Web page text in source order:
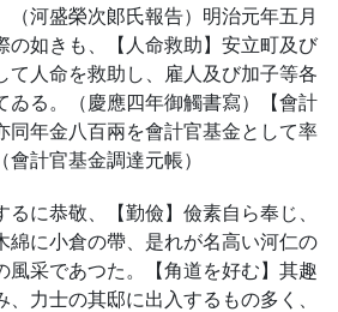
（河盛榮次郞氏報告）明治元年五月
の如きも、【人命救助】安立町及び
て人命を救助し、雇人及び加子等各
ゐる。（慶應四年御觸書寫）【會計
同年金八百兩を會計官基金として率
計官基金調達元帳）
に恭敬、【勤儉】儉素自ら奉じ、
綿に小倉の帶、是れが名高い河仁の
風采であつた。【角道を好む】其趣
力士の其邸に出入するもの多く、